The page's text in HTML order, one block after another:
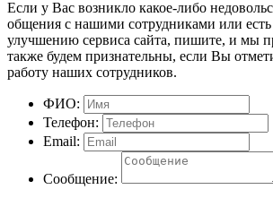
Если у Вас возникло какое-либо
общения с нашими сотрудниками или
улучшению сервиса сайта, пишите, и мы
также будем признательны, если Вы
работу наших сотрудников.
ФИО:
Телефон:
Email:
Сообщение: